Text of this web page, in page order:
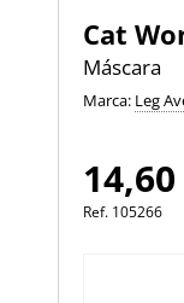
Cat
Máscara
Marca: Leg
Ref. 105266